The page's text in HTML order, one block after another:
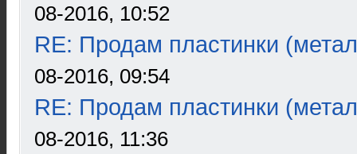
08-2016, 10:52
RE: Продам пластинки
08-2016, 09:54
RE: Продам пластинки
08-2016, 11:36